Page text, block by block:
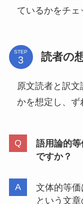
ているかをチェ
STEP 読者の
原文読者と訳
かを想定し、ず
語用論的
ですか？
文体的等価
という文